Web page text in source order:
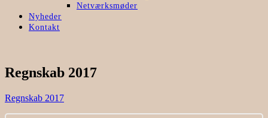
Netværksmøder
Nyheder
Kontakt
Regnskab 2017
Regnskab 2017